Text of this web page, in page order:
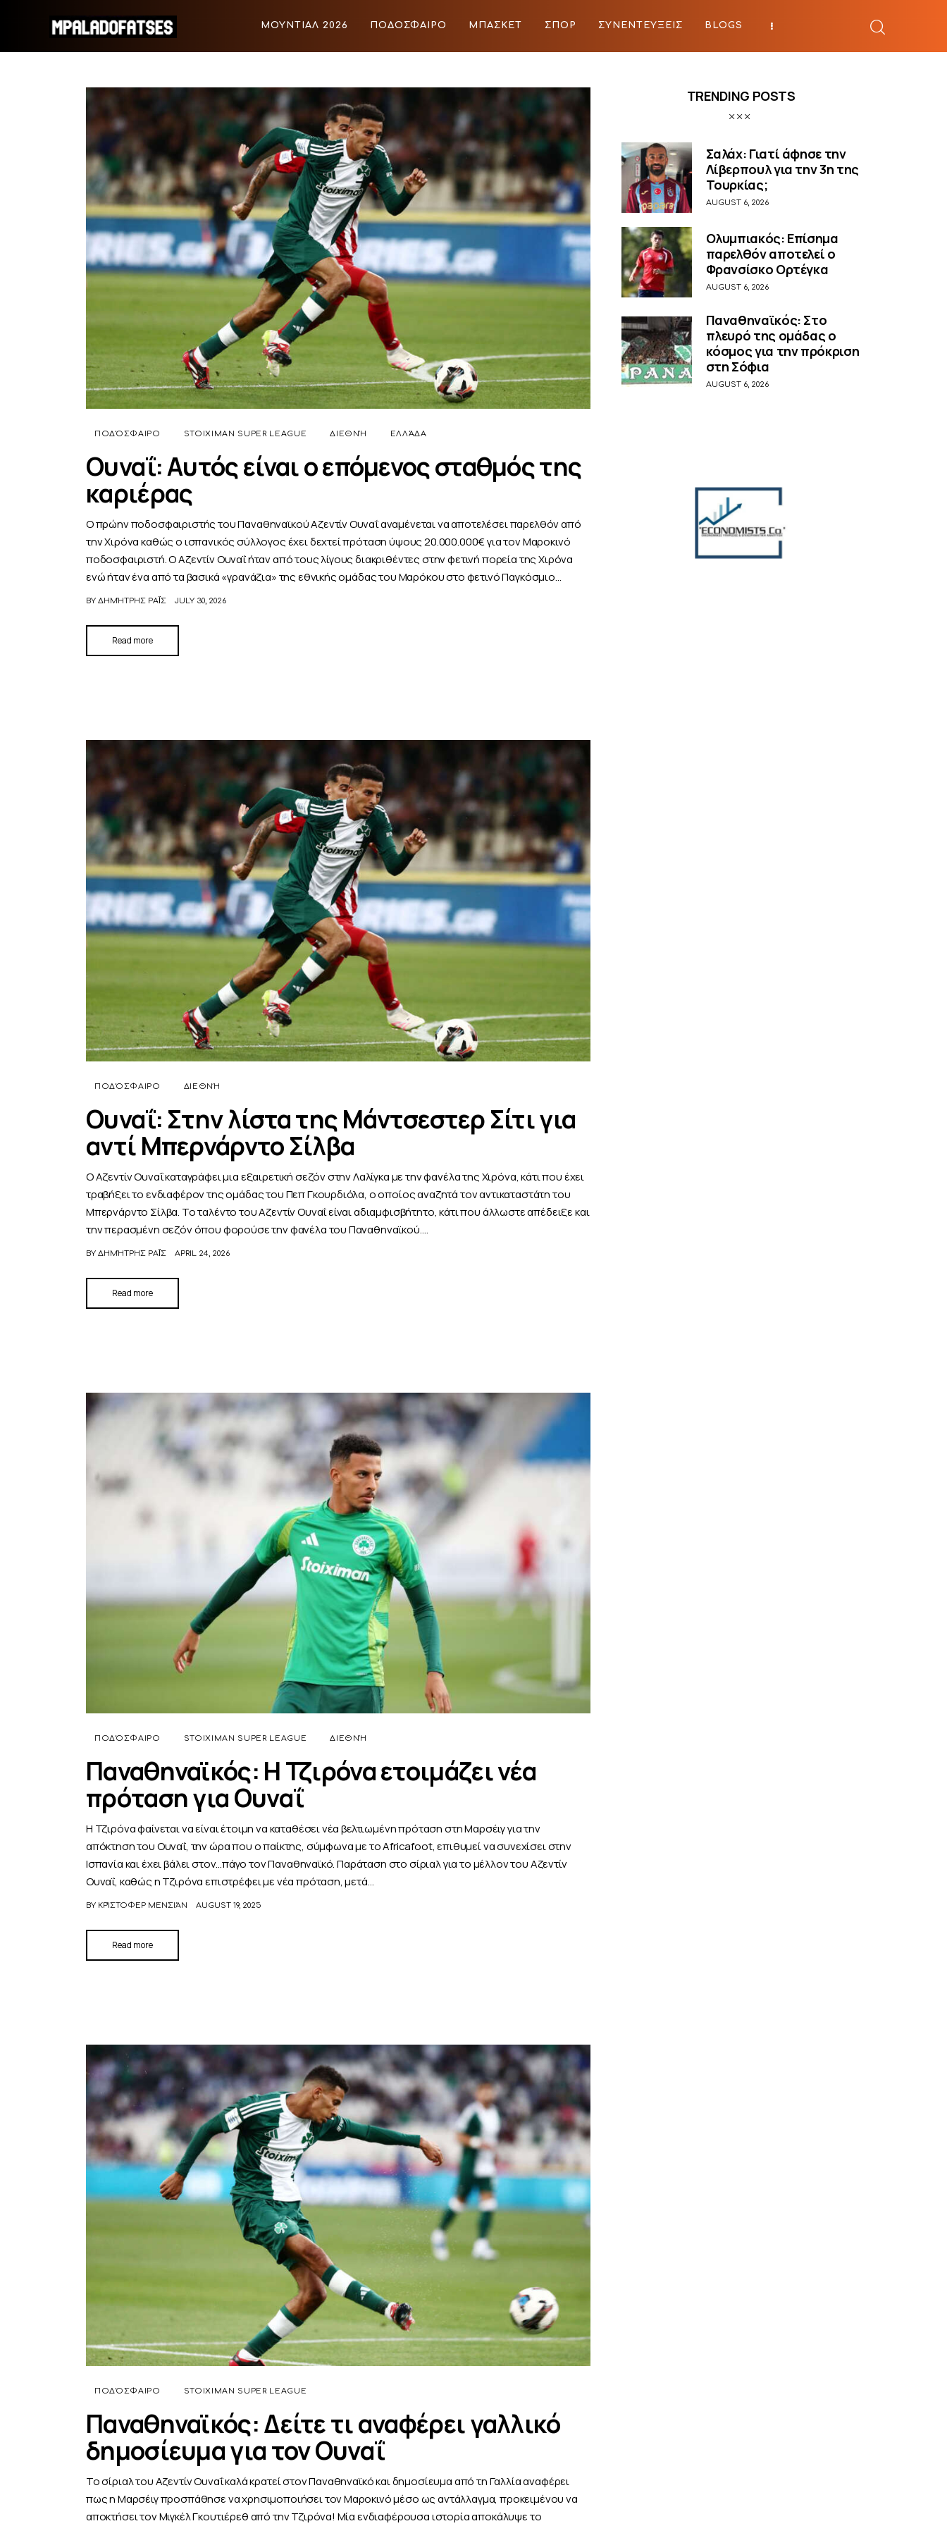
ΜΟΥΝΤΙΑΛ 2026 ΠΟΔΟΣΦΑΙΡΟ ΜΠΑΣΚΕΤ ΣΠΟΡ ΣΥΝΕΝΤΕΥΞΕΙΣ BLOGS
ΜΟΥΝΤΙΑΛ 2026
ΠΟΔΟΣΦΑΙΡΟ
ΣΥΝΕΝΤΕΥΞΕΙΣ
ΑΦΙΕΡΩΜΑΤΑ
ΠΟΔΌΣΦΑΙΡΟ STOIXIMAN SUPER LEAGUE ΔΙΕΘΝΉ ΕΛΛΆΔΑ
Ουναΐ: Αυτός είναι ο επόμενος σταθμός της
καριέρας
Ο πρώην ποδοσφαιριστής του Παναθηναϊκού Αζεντίν Ουναΐ αναμένεται να αποτελέσει παρελθόν από
την Χιρόνα καθώς ο ισπανικός σύλλογος έχει δεχτεί πρόταση ύψους 20.000.000€ για τον Μαροκινό
ποδοσφαιριστή. Ο Αζεντίν Ουναΐ ήταν από τους λίγους διακριθέντες στην φετινή πορεία της Χιρόνα
ενώ ήταν ένα από τα βασικά «γρανάζια» της εθνικής ομάδας του Μαρόκου στο φετινό Παγκόσμιο…
BY ΔΗΜΉΤΡΗΣ ΡΑΪ́Σ JULY 30, 2026
Read more
ΠΟΔΌΣΦΑΙΡΟ ΔΙΕΘΝΉ
Ουναΐ: Στην λίστα της Μάντσεστερ Σίτι για
αντί Μπερνάρντο Σίλβα
Ο Αζεντίν Ουναΐ καταγράφει μια εξαιρετική σεζόν στην Λαλίγκα με την φανέλα της Χιρόνα, κάτι που έχει
τραβήξει το ενδιαφέρον της ομάδας του Πεπ Γκουρδιόλα, ο οποίος αναζητά τον αντικαταστάτη του
Μπερνάρντο Σίλβα. Το ταλέντο του Αζεντίν Ουναΐ είναι αδιαμφισβήτητο, κάτι που άλλωστε απέδειξε και
την περασμένη σεζόν όπου φορούσε την φανέλα του Παναθηναϊκού.…
BY ΔΗΜΉΤΡΗΣ ΡΑΪ́Σ APRIL 24, 2026
Read more
ΠΟΔΌΣΦΑΙΡΟ STOIXIMAN SUPER LEAGUE ΔΙΕΘΝΉ
Παναθηναϊκός: Η Τζιρόνα ετοιμάζει νέα
πρόταση για Ουναΐ
Η Τζιρόνα φαίνεται να είναι έτοιμη να καταθέσει νέα βελτιωμένη πρόταση στη Μαρσέιγ για την
απόκτηση του Ουναΐ, την ώρα που ο παίκτης, σύμφωνα με το Africafoot, επιθυμεί να συνεχίσει στην
Ισπανία και έχει βάλει στον...πάγο τον Παναθηναϊκό. Παράταση στο σίριαλ για το μέλλον του Αζεντίν
Ουναΐ, καθώς η Τζιρόνα επιστρέφει με νέα πρόταση, μετά…
BY ΚΡΊΣΤΟΦΕΡ ΜΕΝΣΙΆΝ AUGUST 19, 2025
Read more
ΠΟΔΌΣΦΑΙΡΟ STOIXIMAN SUPER LEAGUE
Παναθηναϊκός: Δείτε τι αναφέρει γαλλικό
δημοσίευμα για τον Ουναΐ
Το σίριαλ του Αζεντίν Ουναΐ καλά κρατεί στον Παναθηναϊκό και δημοσίευμα από τη Γαλλία αναφέρει
πως η Μαρσέιγ προσπάθησε να χρησιμοποιήσει τον Μαροκινό μέσο ως αντάλλαγμα, προκειμένου να
αποκτήσει τον Μιγκέλ Γκουτιέρεθ από την Τζιρόνα! Μία ενδιαφέρουσα ιστορία αποκάλυψε το
TRENDING POSTS
Σαλάχ: Γιατί άφησε την
Λίβερπουλ για την 3η της
Τουρκίας;
AUGUST 6, 2026
Ολυμπιακός: Επίσημα
παρελθόν αποτελεί ο
Φρανσίσκο Ορτέγκα
AUGUST 6, 2026
Παναθηναϊκός: Στο
πλευρό της ομάδας ο
κόσμος για την πρόκριση
στη Σόφια
AUGUST 6, 2026